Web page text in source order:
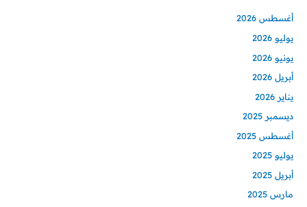
أغسطس 2026
يوليو 2026
يونيو 2026
أبريل 2026
يناير 2026
ديسمبر 2025
أغسطس 2025
يوليو 2025
أبريل 2025
مارس 2025